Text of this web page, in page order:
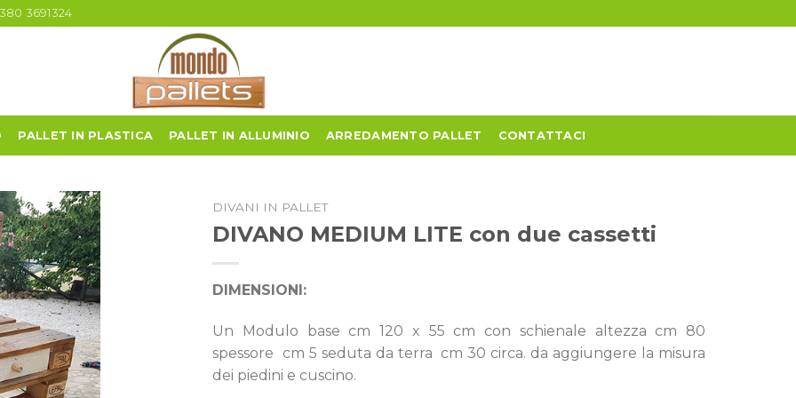
380 3691324
PALLET IN PLASTICA PALLET IN ALLUMINIO ARREDAMENTO PALLET CONTATTACI
DIVANI IN PALLET
DIVANO MEDIUM LITE con due cassetti
DIMENSIONI:
Un Modulo base cm 120 x 55 cm con schienale altezza cm 80
spessore cm 5 seduta da terra cm 30 circa. da aggiungere la misura
dei piedini e cuscino.